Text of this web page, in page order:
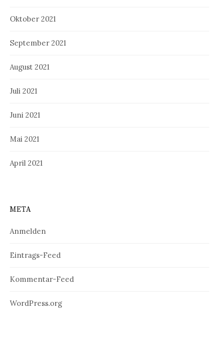
Oktober 2021
September 2021
August 2021
Juli 2021
Juni 2021
Mai 2021
April 2021
META
Anmelden
Eintrags-Feed
Kommentar-Feed
WordPress.org